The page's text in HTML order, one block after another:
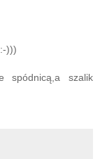
)))
spódnicą,a szalik